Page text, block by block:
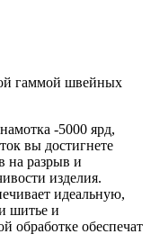
гаммой швейных
-5000 ярд,
вы достигнете
на разрыв и
изделия.
идеальную,
шитье и
обработке обеспечат